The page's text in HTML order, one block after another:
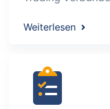
Weiterlesen